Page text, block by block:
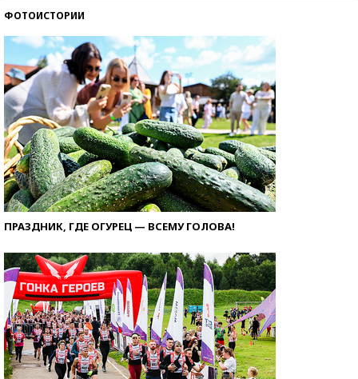
ФОТОИСТОРИИ
ПРАЗДНИК, ГДЕ ОГУРЕЦ — ВСЕМУ ГОЛОВА!